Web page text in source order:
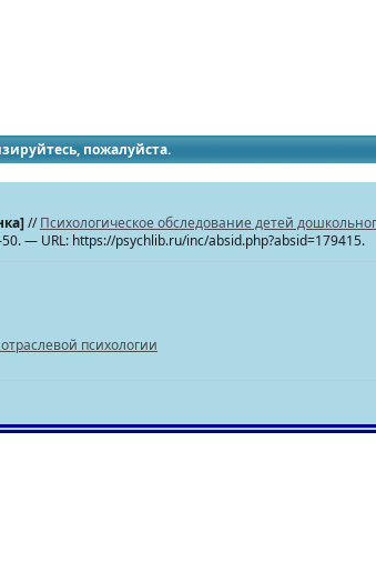
пожалуйста.
//Психологическое обследование детей
— URL: https://psychlib.ru/inc/absid.php?absid=179415.
психологии